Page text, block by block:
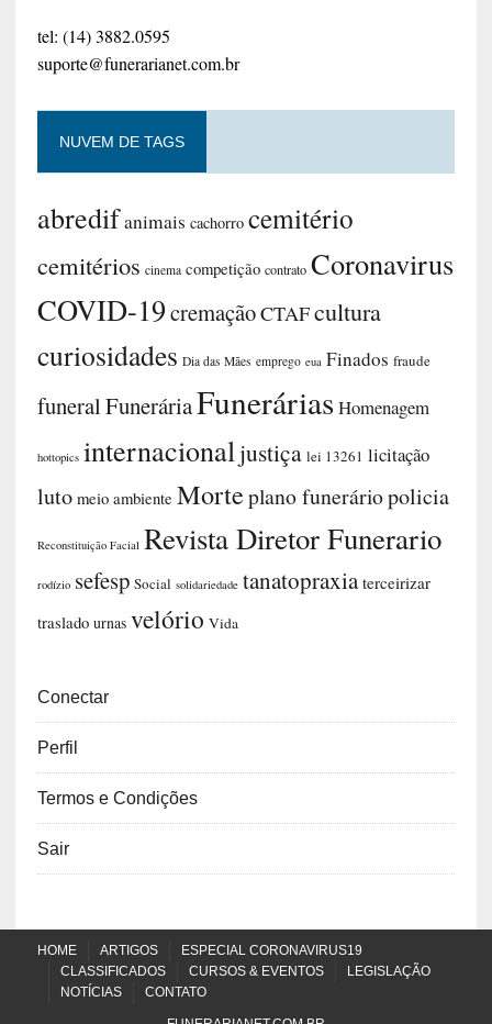
tel: (14) 3882.0595
suporte@funerarianet.com.br
NUVEM DE TAGS
abredifanimais cachorro cemitério
cemitérios cinema competição contrato Coronavirus
COVID-19cremaçãoCTAFcultura
curiosidades Dia das Mães emprego eua Finados fraude
funeralFuneráriaFuneráriasHomenagem
hottopics internacionaljustiça lei 13261 licitação
luto meio ambiente Morteplano funeráriopolicia
Reconstituição Facial Revista Diretor Funerario
rodízio sefesp Social solidariedade tanatopraxia terceirizar
traslado urnas velório Vida
Conectar
Perfil
Termos e Condições
Sair
HOME ARTIGOS
ESPECIAL CORONAVIRUS19
CLASSIFICADOS
CURSOS & EVENTOS
LEGISLAÇÃO
NOTÍCIAS
CONTATO